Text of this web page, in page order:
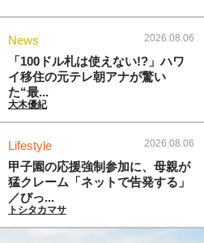
News 2026.08.06
「100ドル札は使えない!?」ハワ
イ移住の元テレ朝アナが驚い
た“最...
大木優紀
Lifestyle 2026.08.06
甲子園の応援強制参加に、母親が
猛クレーム「ネットで告発する」
／びっ...
トシタカマサ